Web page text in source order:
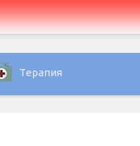
Терапия